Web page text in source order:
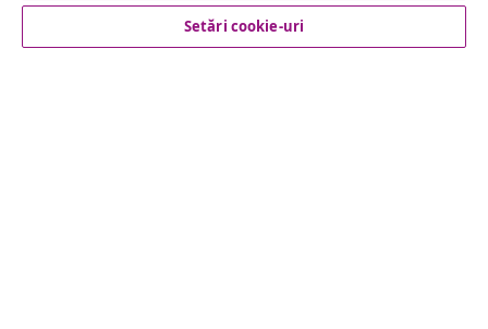
Descoperă mai multeSetări cookie-uri